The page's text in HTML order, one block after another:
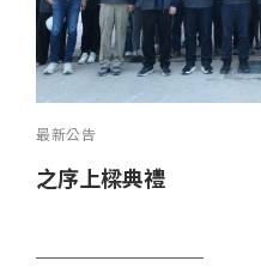
最新公告
之序上樑典禮